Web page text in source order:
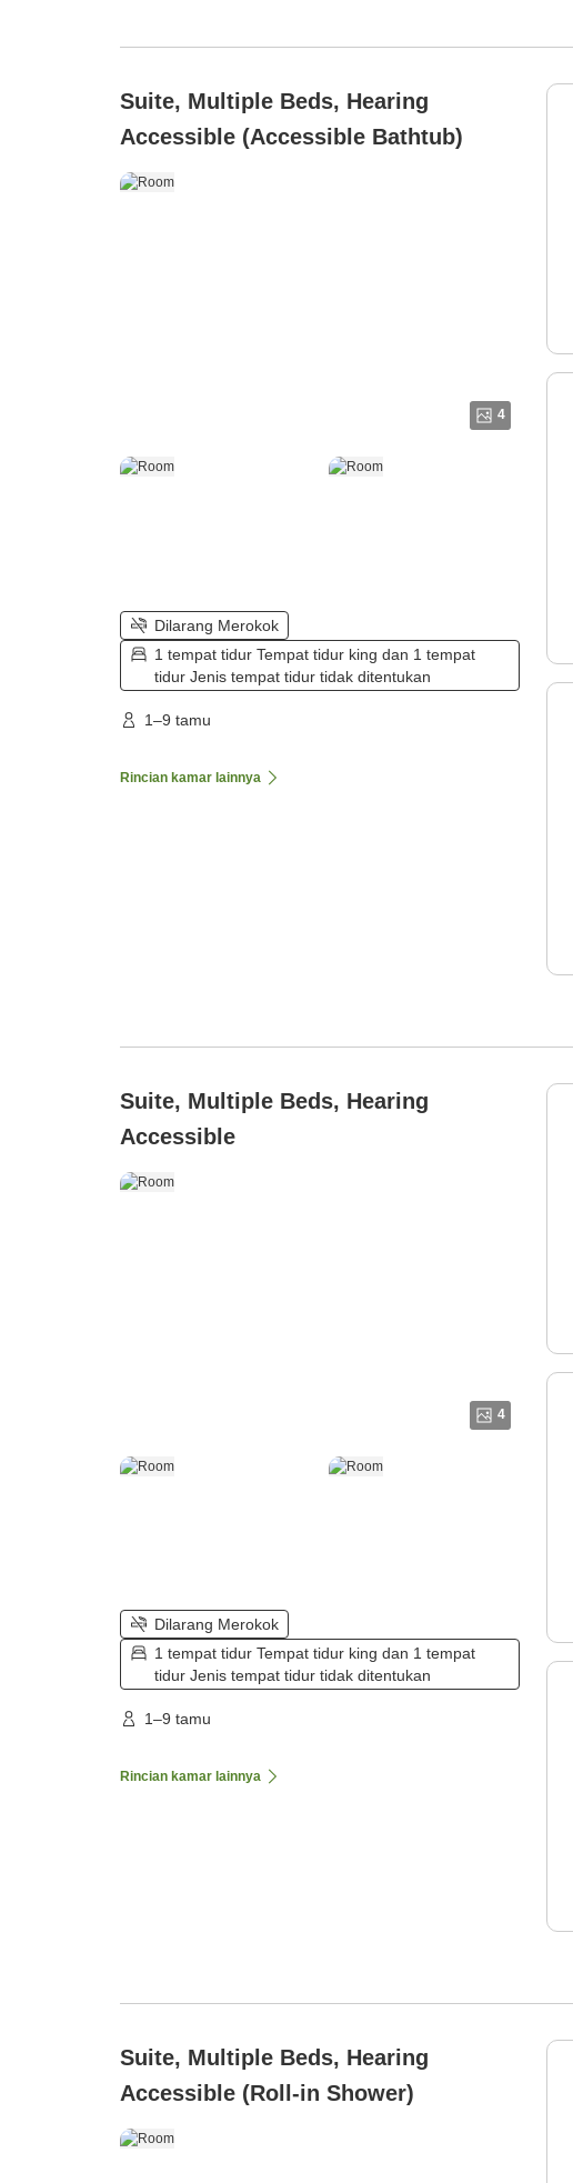
Suite, Multiple Beds, Hearing
Accessible (Accessible Bathtub)
4
Dilarang Merokok
1 tempat tidur Tempat tidur king dan 1 tempat
tidur Jenis tempat tidur tidak ditentukan
1–9 tamu
Rincian kamar lainnya
Suite, Multiple Beds, Hearing
Accessible
4
Dilarang Merokok
1 tempat tidur Tempat tidur king dan 1 tempat
tidur Jenis tempat tidur tidak ditentukan
1–9 tamu
Rincian kamar lainnya
Suite, Multiple Beds, Hearing
Accessible (Roll-in Shower)